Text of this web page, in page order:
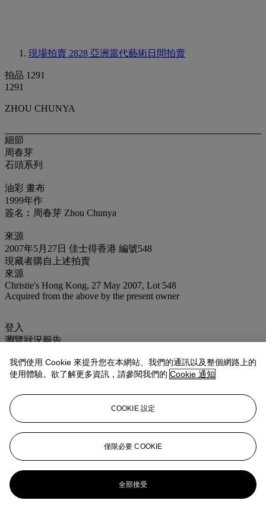
現場拍賣 2828 亞洲當代藝術日間拍賣
拍品 1291
1291
ZHOU CHUNYA
細節
周春芽
石頭系列
油彩 畫布
1999年作
簽名︰周春芽 Zhou Chunya
來源
2007年5月27日 佳士得香港 編號548
現藏者購自上述拍賣
來源
Christie's Hong Kong, 27 May 2007, Lot 548
Acquired from the above by the present owner
登入
瀏覽狀況報告
更多來自亞洲當代藝術日間拍賣
查看全部
查看全部
我們使用 Cookie 來提升您在本網站、我們的通訊以及整個網路上的
使用體驗。欲了解更多資訊，請參閱我們的 Cookie 通知
COOKIE 設定
僅限必要 COOKIE
全部接受